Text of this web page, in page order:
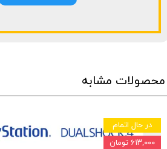
محصولات مشابه
در حال اتمام
۶۱۳,۰۰۰ تومان